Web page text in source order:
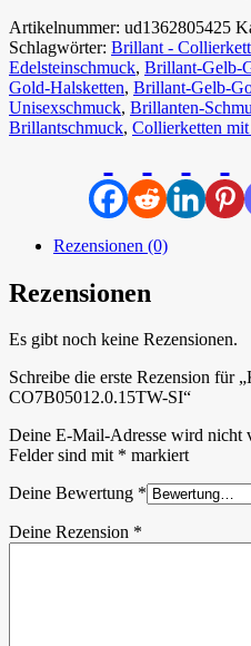
Artikelnummer: ud1362805425
Schlagwörter: Brillant -
Edelsteinschmuck, Brillant-Gelb-
Gold-Halsketten, Brillant-Gelb-
Unisexschmuck, Brillanten-
Brillantschmuck, Collierketten
Rezensionen (0)
Rezensionen
Es gibt noch keine Rezensionen.
Schreibe die erste Rezension für
CO7B05012.0.15TW-SI“
Deine E-Mail-Adresse wird nicht
Felder sind mit * markiert
Deine Bewertung *
Deine Rezension *